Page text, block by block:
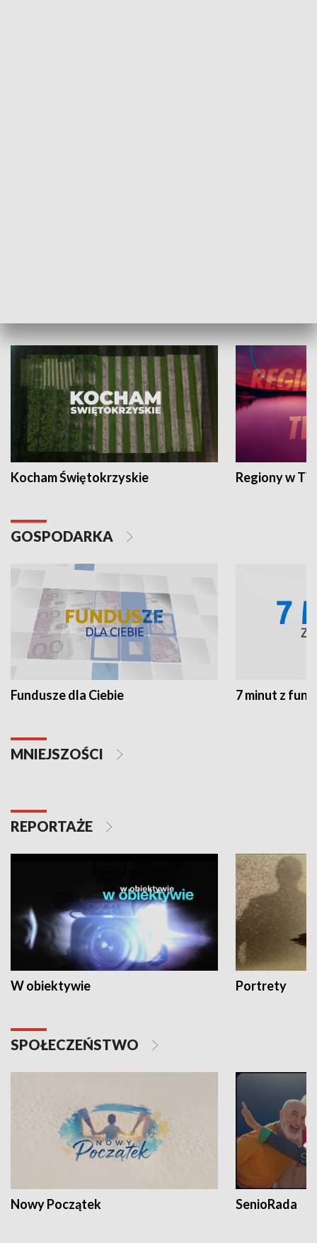
Kocham Świętokrzyskie Regiony w
GOSPODARKA
Fundusze dla Ciebie 7 minut z
MNIEJSZOŚCI
REPORTAŻE
W obiektywie Portrety
SPOŁECZEŃSTWO
Nowy Początek SenioRada